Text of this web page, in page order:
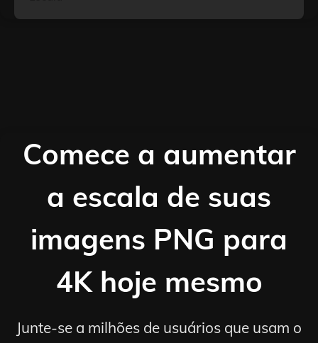
Comece a aumentar
a escala de suas
imagens PNG para
4K hoje mesmo
Junte-se a milhões de usuários que usam o